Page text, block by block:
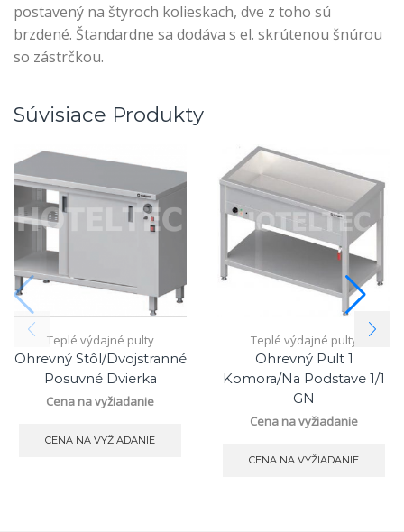
postavený na štyroch kolieskach, dve z toho sú
brzdené. Štandardne sa dodáva s el. skrútenou šnúrou
so zástrčkou.
Súvisiace Produkty
Teplé výdajné pulty
Ohrevný Stôl/dvojstranné
Posuvné Dvierka
Cena na vyžiadanie
CENA NA VYŽIADANIE
Teplé výdajné pulty
Ohrevný Pult 1
Komora/na Podstave 1/1
GN
Cena na vyžiadanie
CENA NA VYŽIADANIE